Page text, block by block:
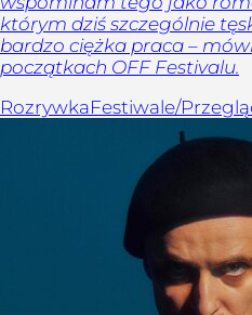
którym dziś szczególnie
bardzo ciężka praca –
początkach OFF Festivalu.
RozrywkaFestiwale/